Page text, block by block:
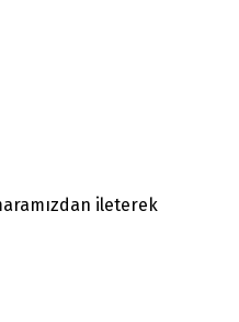
ileterek